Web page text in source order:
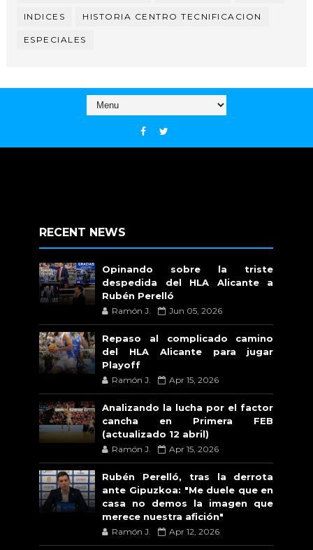
INDICES HISTORIA CENTRO TECNIFICACION
ESPECIALES
RECENT NEWS
Opinando sobre la triste
despedida del HLA Alicante a
Rubén Perelló
Ramón J. Jun 05, 2026
Repaso al complicado camino
del HLA Alicante para jugar
Playoff
Ramón J. Apr 15, 2026
Analizando la lucha por el factor
cancha en Primera FEB
(actualizado 12 abril)
Ramón J. Apr 15, 2026
Rubén Perelló, tras la derrota
ante Gipuzkoa: "Me duele que en
casa no demos la imagen que
merece nuestra afición"
Ramón J. Apr 12, 2026